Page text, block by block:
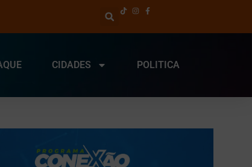
CIDADES POLITICA